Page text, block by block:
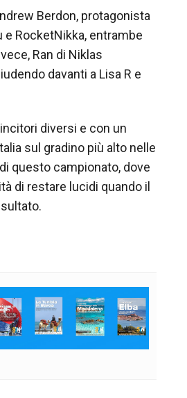
Berdon, protagonista
RocketNikka, entrambe
Ran di Niklas
davanti a Lisa R e
diversi e con un
sul gradino più alto nelle
questo campionato, dove
di restare lucidi quando il